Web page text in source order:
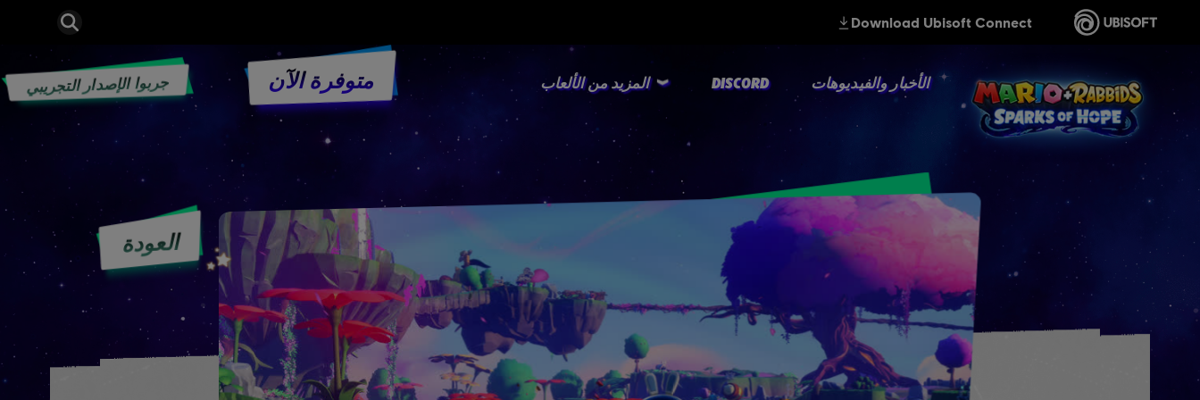
الأخبار والفيديوهات DISCORD المزيد من الألعاب جربوا الإصدار التجريبي ﻣﺘﻮﻓﺮﺓ ﺍﻵﻥ
العودة